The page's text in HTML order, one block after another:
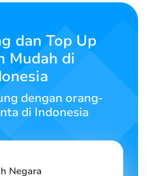
dan Top Up
Mudah di
dengan orang-
di Indonesia
Negara